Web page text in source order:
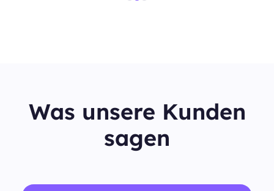
Was unsere Kunden
sagen